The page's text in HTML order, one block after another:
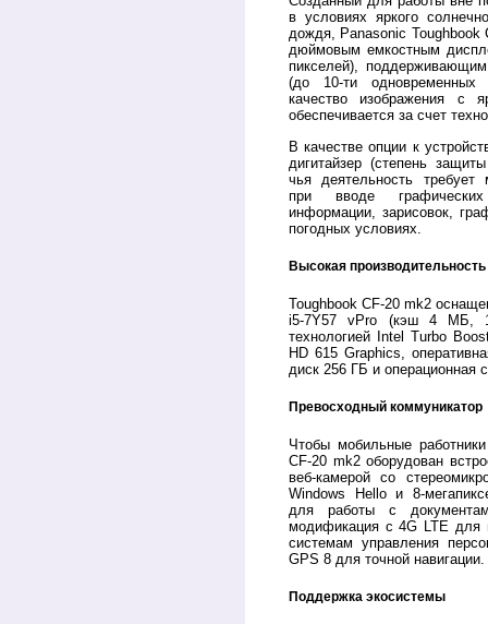
в условиях яркого
дождя, Panasonic Toughbook
дюймовым емкостным
пикселей),
(до 10-ти одновременных
качество изображения с
обеспечивается за счет
В качестве опции к
дигитайзер (степень
чья деятельность требует
при вводе
информации, зарисовок,
погодных условиях.
Высокая производительность
Toughbook CF-20 mk2
i5-7Y57 vPro (кэш 4 МБ,
технологией Intel Turbo
HD 615 Graphics,
диск 256 ГБ и операционная
Превосходный коммуникатор
Чтобы мобильные
CF-20 mk2 оборудован
веб-камерой со
Windows Hello и 8-
для работы с
модификация с 4G LTE для
системам управления
GPS 8 для точной навигации.
Поддержка экосистемы